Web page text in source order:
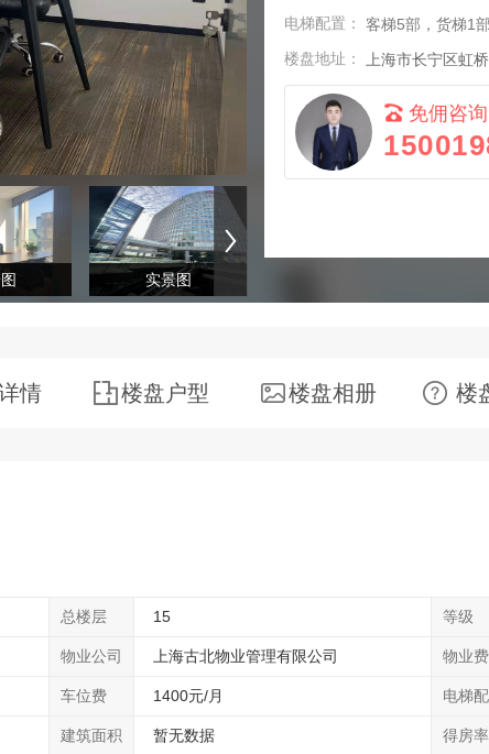
实景图
电梯配置： 客梯5部，货梯1部
楼盘地址：
上海市长宁区虹
免佣咨询
情 楼盘户型 楼盘相册 楼
总楼层 15 等级
物业公司 上海古北物业管理有限公司 物业费
车位费 1400元/月 电梯
建筑面积 暂无数据 得房率